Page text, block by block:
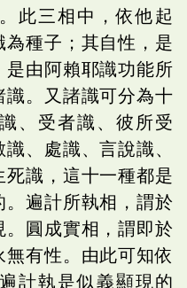
此三相中，依他起
種子；其自性，是
是由阿賴耶識功能所
。又諸識可分為十
、受者識、彼所受
、處識、言說識、
死識，這十一種都是
。遍計所執相，謂於
圓成實相，謂即於
有性。由此可知依
計執是似義顯現的